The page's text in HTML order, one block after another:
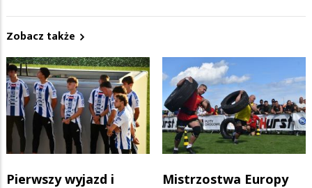
Zobacz także
Pierwszy wyjazd i
Mistrzostwa Europy